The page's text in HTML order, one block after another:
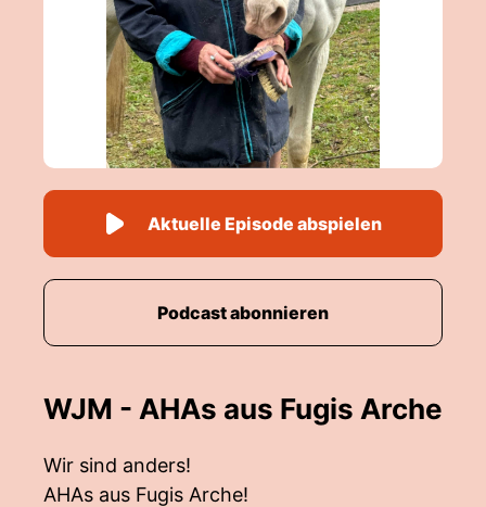
WJM - AHAs aus Fugis Arche
Wir sind anders!
AHAs aus Fugis Arche!
Aktuelle Episode abspielen
Podcast abonnieren